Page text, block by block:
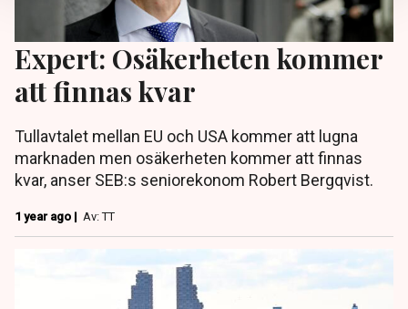
Expert: Osäkerheten kommer
att finnas kvar
Tullavtalet mellan EU och USA kommer att lugna
marknaden men osäkerheten kommer att finnas
kvar, anser SEB:s seniorekonom Robert Bergqvist.
1 year ago | Av: TT